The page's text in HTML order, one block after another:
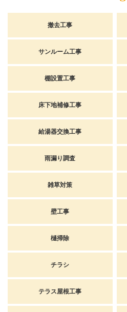
撤去工事
サンルーム工事
棚設置工事
床下地補修工事
給湯器交換工事
雨漏り調査
雑草対策
壁工事
樋掃除
チラシ
テラス屋根工事